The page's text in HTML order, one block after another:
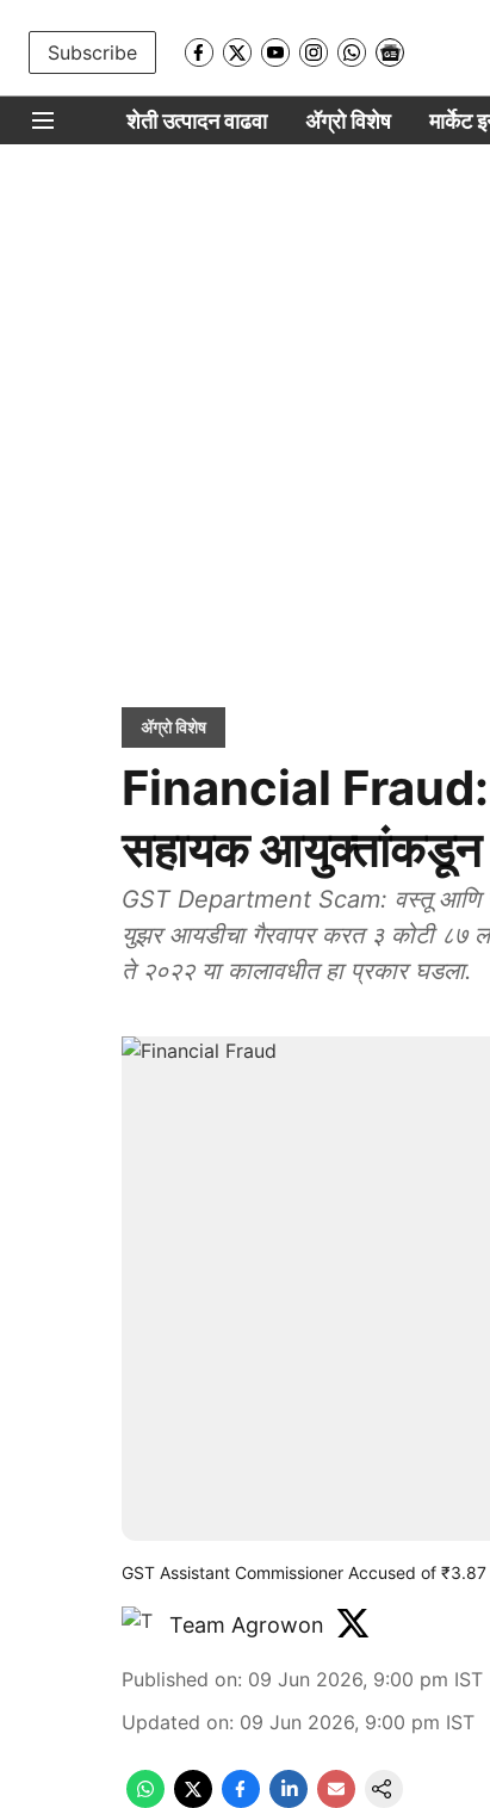
Subscribe
शेती उत्पादन वाढवा ॲग्रो विशेष मार्केट
ॲग्रो विशेष
Financial Fraud:
सहायक आयुक्तांकडून
GST Department Scam: वस्तू आणि
युझर आयडीचा गैरवापर करत ३ कोटी ८७
ते २०२२ या कालावधीत हा प्रकार घडला.
GST Assistant Commissioner Accused of
Team Agrowon
Published on: 09 Jun 2026, 9:00 pm IST
Updated on: 09 Jun 2026, 9:00 pm IST